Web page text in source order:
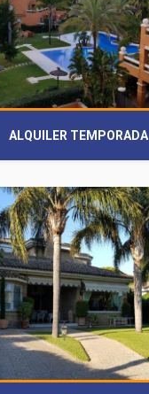
ALQUILER TEMPORADA